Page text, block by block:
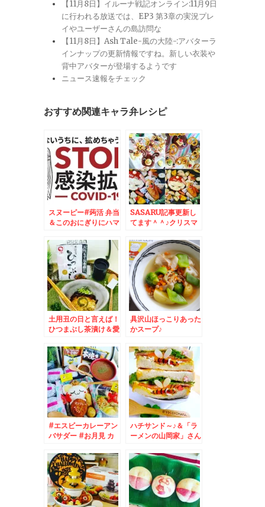
【11月8日】イルーナ戦記オンライン:11月9日
に行われる放送では、EP3 第3章の実況プレ
イやユーザーさんの島訪問な
【11月8日】Ash Tale-風の大陸-:アバターラ
インナップの更新情報ですね。新しい衣装や
背中アバターが登場するようです
ニュース速報をチェック
おすすめ関連キャラ弁レシピ
スヌーピー#蒟活 弁当
＆このおにぎりにハマ
飯ずし
SASARU記事更新し
てます＾＾♪クリスマ
役はトナカイ☆
土用丑の日と言えば！
ひつまぶし茶漬け＆愛
具沢山ほっこりあった
かスープ♪
#エスビーカレーアン
バサダー #お月見 カ
カレー編＾＾
ハチサンド～♪＆「ラ
ーメンの山岡家」さん
ランチ」(*´艸`*)